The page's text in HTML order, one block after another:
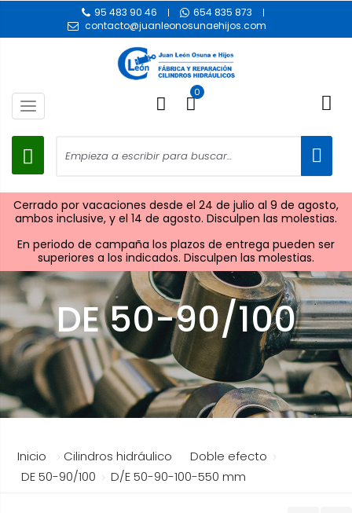
95 483 90 46
654 835 873
contacto@juanleonosunaehijos.com
Toggle
navigation
0
Cerrado por vacaciones desde el 24 de julio al 9 de agosto,
ambos inclusive, y el 14 de agosto. Disculpen las molestias.
En periodo de campaña los plazos de entrega pueden ser
superiores a los indicados. Disculpen las molestias.
DE 50-90/100
Inicio Cilindros hidráulicos
Doble efecto
DE 50-90/100
D/E 50-90-100-550 mm